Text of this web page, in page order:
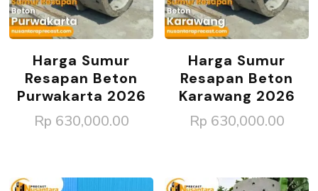
Harga Sumur
Resapan Beton
Purwakarta 2026
Rp 630,000.00
Harga Sumur
Resapan Beton
Karawang 2026
Rp 630,000.00